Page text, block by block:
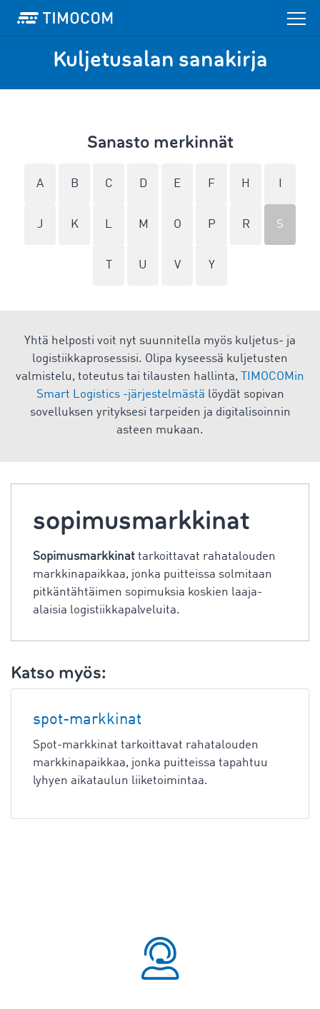
Kuljetusalan sanakirja
Sanasto merkinnät
A B C D E F H
J K L M O P R S
U V Y
Yhtä helposti voit nyt suunnitella myös kuljetus- ja
logistiikkaprosessisi. Olipa kyseessä kuljetusten
valmistelu, toteutus tai tilausten hallinta,
TIMOCOMin
Smart Logistics -järjestelmästä löydät sopivan
sovelluksen yrityksesi tarpeiden ja digitalisoinnin
asteen mukaan.
sopimusmarkkinat
Sopimusmarkkinat tarkoittavat rahatalouden
markkinapaikkaa, jonka puitteissa solmitaan
pitkäntähtäimen sopimuksia koskien laaja-
alaisia logistiikkapalveluita.
Katso myös:
spot-markkinat
Spot-markkinat tarkoittavat rahatalouden
markkinapaikkaa, jonka puitteissa tapahtuu
lyhyen aikataulun liiketoimintaa.